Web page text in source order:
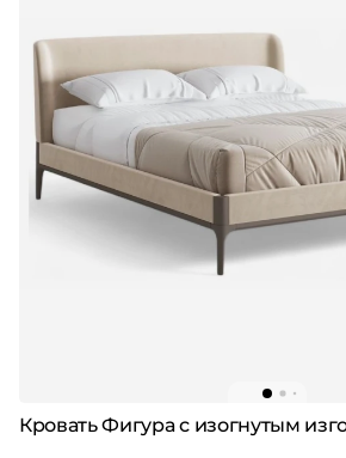
Кровать Фигура с изогнутым